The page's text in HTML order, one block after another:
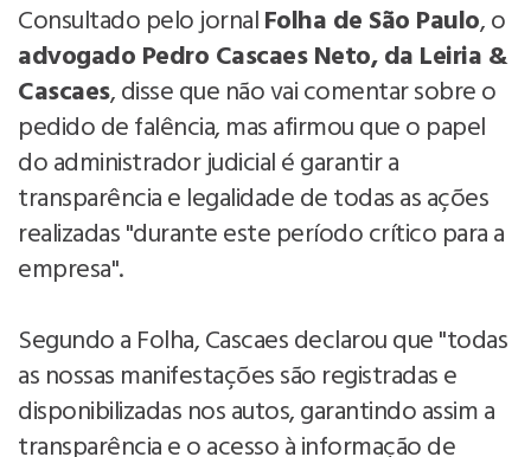
Consultado pelo jornalFolha de São Paulo, o
advogado Pedro Cascaes Neto, da Leiria &
Cascaes, disse que não vai comentar sobre o
pedido de falência, mas afirmou que o papel
do administrador judicial é garantir a
transparência e legalidade de todas as ações
realizadas "durante este período crítico para a
empresa".
Segundo a Folha, Cascaes declarou que "todas
as nossas manifestações são registradas e
disponibilizadas nos autos, garantindo assim a
transparência e o acesso à informação de